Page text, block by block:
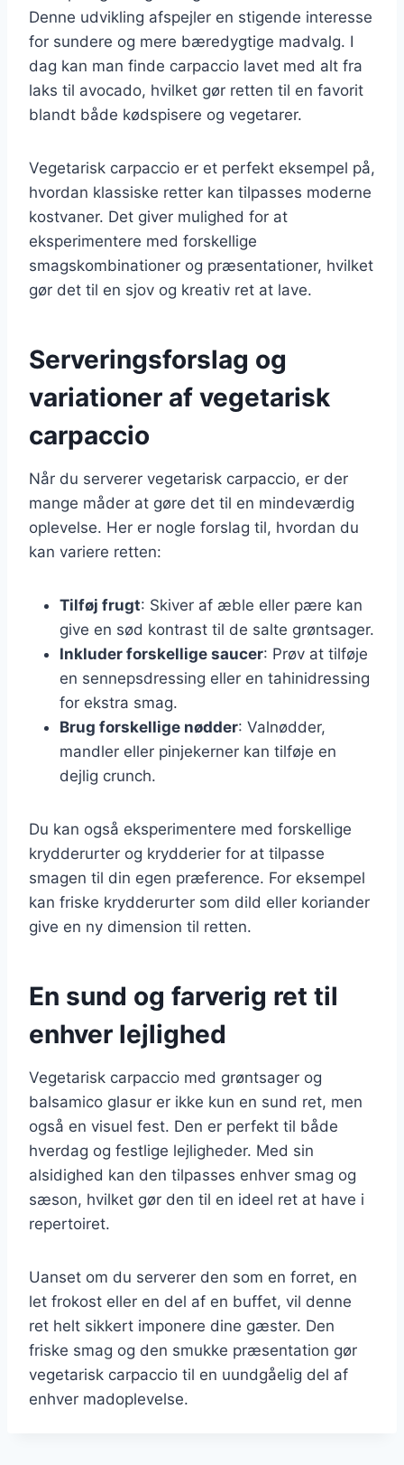
Denne udvikling afspejler en stigende interesse
for sundere og mere bæredygtige madvalg. I
dag kan man finde carpaccio lavet med alt fra
laks til avocado, hvilket gør retten til en favorit
blandt både kødspisere og vegetarer.
Vegetarisk carpaccio er et perfekt eksempel på,
hvordan klassiske retter kan tilpasses moderne
kostvaner. Det giver mulighed for at
eksperimentere med forskellige
smagskombinationer og præsentationer, hvilket
gør det til en sjov og kreativ ret at lave.
Serveringsforslag og
variationer af vegetarisk
carpaccio
Når du serverer vegetarisk carpaccio, er der
mange måder at gøre det til en mindeværdig
oplevelse. Her er nogle forslag til, hvordan du
kan variere retten:
Tilføj frugt: Skiver af æble eller pære kan
give en sød kontrast til de salte grøntsager.
Inkluder forskellige saucer: Prøv at tilføje
en sennepsdressing eller en tahinidressing
for ekstra smag.
Brug forskellige nødder: Valnødder,
mandler eller pinjekerner kan tilføje en
dejlig crunch.
Du kan også eksperimentere med forskellige
krydderurter og krydderier for at tilpasse
smagen til din egen præference. For eksempel
kan friske krydderurter som dild eller koriander
give en ny dimension til retten.
En sund og farverig ret til
enhver lejlighed
Vegetarisk carpaccio med grøntsager og
balsamico glasur er ikke kun en sund ret, men
også en visuel fest. Den er perfekt til både
hverdag og festlige lejligheder. Med sin
alsidighed kan den tilpasses enhver smag og
sæson, hvilket gør den til en ideel ret at have i
repertoiret.
Uanset om du serverer den som en forret, en
let frokost eller en del af en buffet, vil denne
ret helt sikkert imponere dine gæster. Den
friske smag og den smukke præsentation gør
vegetarisk carpaccio til en uundgåelig del af
enhver madoplevelse.